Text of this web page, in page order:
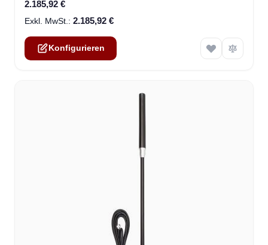
2.185,92 €
2.185,92 €
Konfigurieren